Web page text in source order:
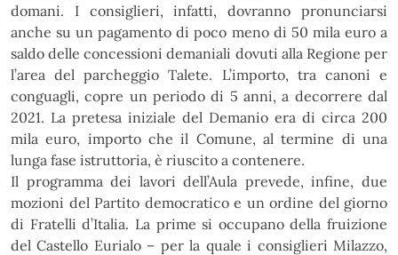
domani. I consiglieri, infatti, dovranno pronunciarsi
anche su un pagamento di poco meno di 50 mila euro a
saldo delle concessioni demaniali dovuti alla Regione per
l’area del parcheggio Talete. L’importo, tra canoni e
conguagli, copre un periodo di 5 anni, a decorrere dal
2021. La pretesa iniziale del Demanio era di circa 200
mila euro, importo che il Comune, al termine di una
lunga fase istruttoria, è riuscito a contenere.
Il programma dei lavori dell’Aula prevede, infine, due
mozioni del Partito democratico e un ordine del giorno
di Fratelli d’Italia. La prime si occupano della fruizione
del Castello Eurialo – per la quale i consiglieri Milazzo,